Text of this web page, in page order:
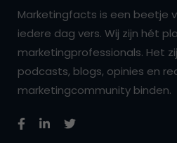
Marketingfacts is een beetje
iedere dag vers. Wij zijn hét
marketingprofessionals. Het
podcasts, blogs, opinies en
marketingcommunity binden.